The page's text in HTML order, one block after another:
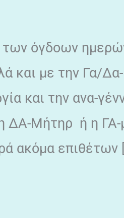
των όγδοων
και με την Γα/
και την ανα-
ΔΑ-Μήτηρ ή η
ακόμα επιθέτων